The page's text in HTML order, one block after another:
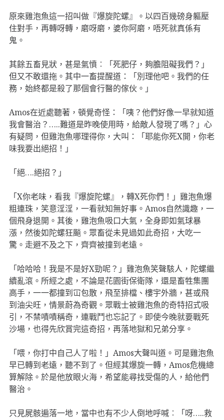
原來雞泡魚這一招叫做『爆旋陀螺』。以四百幾磅身軀壓
住對手，再轉呀轉，磨呀磨，婆你阿磨，唔死就真係有
鬼。
其餘五畜見狀，甚是氣憤︰「死肥仔，夠膽阻礙我們？」
但又不敢還拖。其中一畜提醒道：「別理他吧。我們的任
務，始終都是殺了那個會行醫的傢伙。」
Amos在近處聽著，頓覺奇怪：「咦？他們好像一早就知道
我會醫治？…..難道是昨晚使用時，給敵人發現了嗎？」心
有疑問，但雞泡魚哪理得你，大叫：「耶能你死X開，你老
味我要出絕招！」
「絕….絕招？」
「X你老味，看我『爆旋陀螺』，轉X死你們！」雞泡魚爆
粗連珠，笑意淫淫，一看就知無好事。Amos自然識趣，一
個飛身退開。其後，雞泡魚吸口大氣，全身即如氣球暴
漲，然後如陀螺狂飈。眾畜從未見過如此奇招，大吃一
驚。走避不及之下，齊齊被撞到老遠。
「哈哈哈！我是不是好X勁呢？」雞泡魚笑聲駭人，陀螺繼
續亂滾。所經之處，不論是花園街保衛隊，還是畜牲集團
高手，一一都撞到冚包散，飛至排檔、樓宇外牆，甚或飛
到油尖旺，情景蔚為奇觀。眾戰士被雞泡魚的奇特招式吸
引，不禁嘖嘖稱奇，連戰鬥也忘記了。即使今晚就要戰死
沙場，也得先欣賞完這奇招，再落地獄和兄弟分享。
「喂，你打中自己人了啦！」Amos大聲叫道。可是雞泡魚
早已轉到老遠，聽不到了。但經其爆旋一轉，Amos危機總
算解除。於是他放眼火海，希望能尋找受傷的人，給他們
醫治。
只見屍骸遍落一地，當中也有不少人倒地呼喊︰「呀…..救